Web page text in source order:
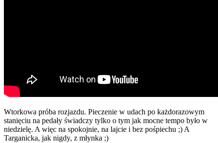
Wtorkowa próba rozjazdu. Pieczenie w udach po każdorazowym
stanięciu na pedały świadczy tylko o tym jak mocne tempo było w
niedzielę. A więc na spokojnie, na lajcie i bez pośpiechu ;) A
Targanicka, jak nigdy, z młynka ;)